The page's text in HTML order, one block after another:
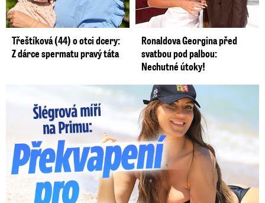
Třeštíková (44) o otci dcery:
Z dárce spermatu pravý táta
Ronaldova Georgina před
svatbou pod palbou:
Nechutné útoky!
Lucie Šlégrová míří na Primu. Překvapení pro sporťáky!